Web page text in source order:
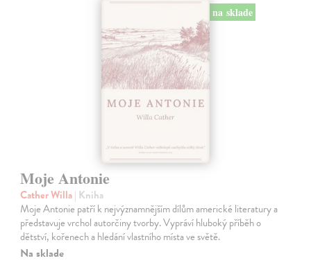
na sklade
Moje Antonie
Cather Willa| Kniha
Moje Antonie patří k nejvýznamnějším dílům americké literatury a
představuje vrchol autorčiny tvorby. Vypráví hluboký příběh o
dětství, kořenech a hledání vlastního místa ve světě.
Na sklade